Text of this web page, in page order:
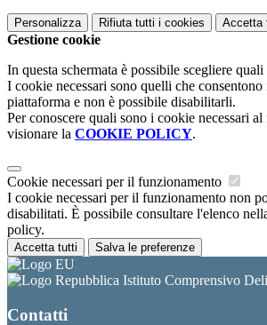
Personalizza Rifiuta tutti i cookies Accetta
Gestione cookie
In questa schermata è possibile scegliere
I cookie necessari sono quelli che
piattaforma e non è possibile disabilitarli.
Per conoscere quali sono i cookie necessari
visionare la COOKIE POLICY.
Cookie necessari per il funzionamento
I cookie necessari per il funzionamento non
disabilitati. È possibile consultare l'elenco
policy.
Accetta tutti Salva le preferenze
Istituto Comprensivo
Contatti